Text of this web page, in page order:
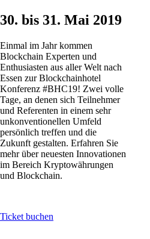
30. bis 31. Mai 2019
Einmal im Jahr kommen
Blockchain Experten und
Enthusiasten aus aller Welt nach
Essen zur Blockchainhotel
Konferenz #BHC19! Zwei volle
Tage, an denen sich Teilnehmer
und Referenten in einem sehr
unkonventionellen Umfeld
persönlich treffen und die
Zukunft gestalten. Erfahren Sie
mehr über neuesten Innovationen
im Bereich Kryptowährungen
und Blockchain.
Ticket buchen